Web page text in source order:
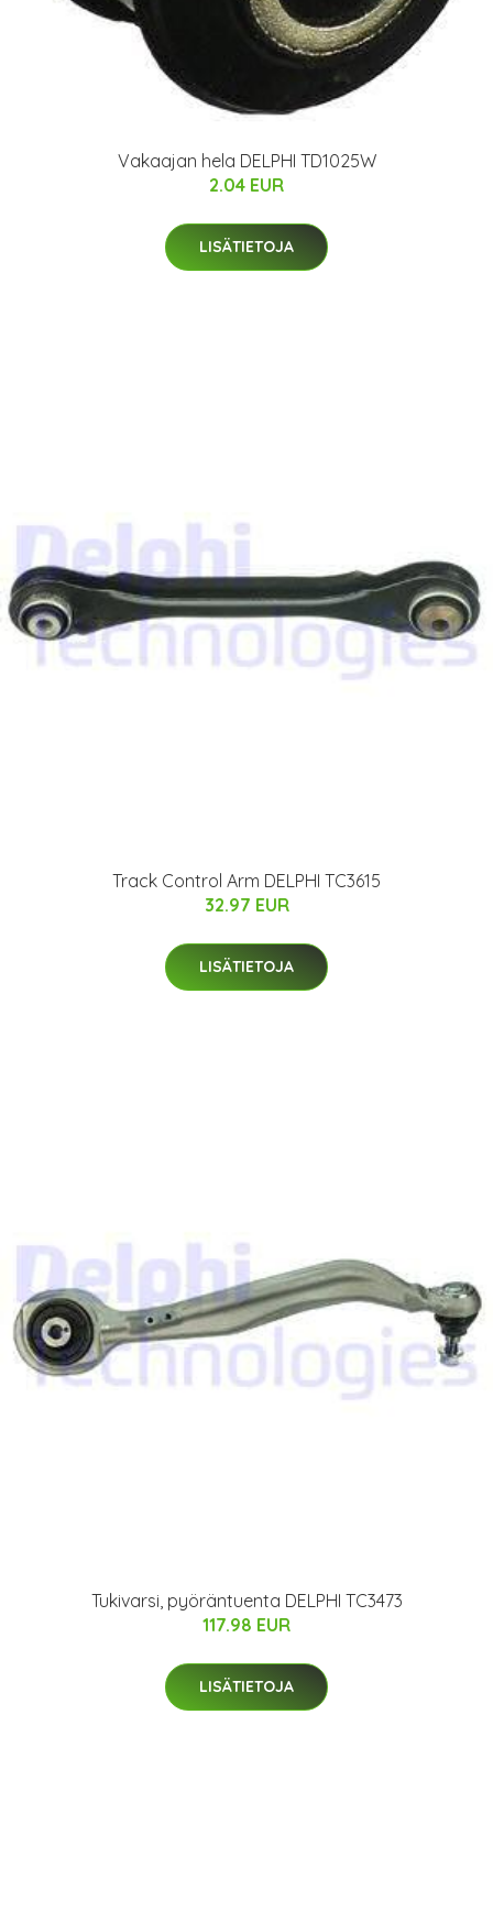
Vakaajan hela DELPHI TD1025W
2.04 EUR
LISÄTIETOJA
Track Control Arm DELPHI TC3615
32.97 EUR
LISÄTIETOJA
Tukivarsi, pyöräntuenta DELPHI TC3473
117.98 EUR
LISÄTIETOJA